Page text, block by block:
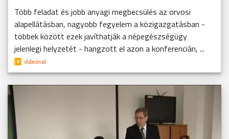
Több feladat és jobb anyagi megbecsülés az orvosi
alapellátásban, nagyobb fegyelem a közigazgatásban -
többek között ezek javíthatják a népegészségügy
jelenlegi helyzetét - hangzott el azon a konferencián, ...